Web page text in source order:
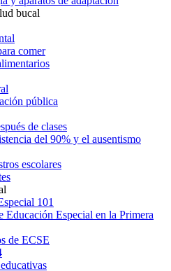
bucal
comer
pública
de clases
del 90% y el ausentismo
escolares
101
Educación Especial en la Primera
de ECSE